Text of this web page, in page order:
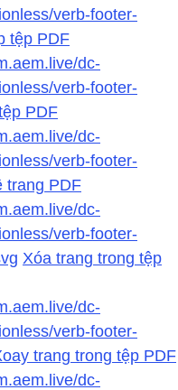
verb-footer-
tệp PDF
dc-
verb-footer-
PDF
dc-
verb-footer-
trang PDF
dc-
verb-footer-
Xóa trang trong tệp
dc-
verb-footer-
trang trong tệp PDF
dc-